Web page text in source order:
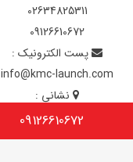
02634825311
09126610672
پست الکترونیک :
info@kmc-launch.com
نشانی :
کرج - کمالشهر - انتهای ظفر 3 - قائم 13
09126610672